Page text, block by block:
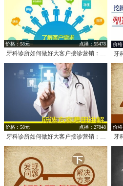
牙科诊所如何做好大客户接诊营销：了解需求
点播：55478
价格：58元 价
点播：27848
价格：58元 价